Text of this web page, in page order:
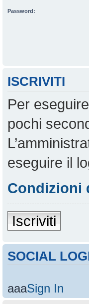
Password:
ISCRIVITI
Per
pochi
eseguire il
Condizioni
Iscriviti
SOCIAL
aaaSign In